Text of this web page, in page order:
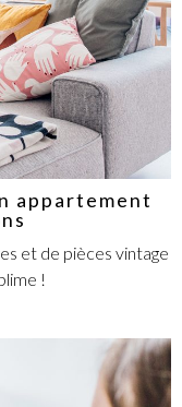
appartement
et de pièces vintage
!